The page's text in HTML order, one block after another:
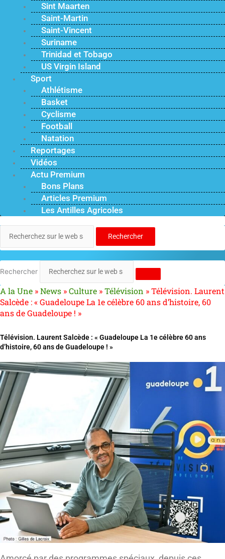
Sint Maarten
Saint-Martin
Saint-Vincent
Suriname
Trinidad et Tobago
US Virgin Island
Sport
Athlétisme
Basket
Cyclisme
Football
Natation
Reportages
Vidéos
Actu Premium
Bons Plans
Articles Premium
Les Antilles Agricoles
Rechercher
Rechercher
A la Une »News »Culture »Télévision »Télévision. Laurent
Salcède : « Guadeloupe La 1e célèbre 60 ans d’histoire, 60
ans de Guadeloupe ! »
Télévision. Laurent Salcède : « Guadeloupe La 1e célèbre 60 ans
d’histoire, 60 ans de Guadeloupe ! »